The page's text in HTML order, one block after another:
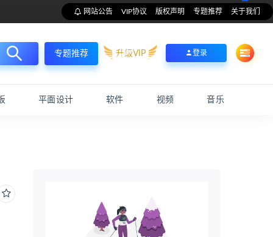
网站公告 VIP协议 版权声明 专题推荐 关于我们
专题推荐 升级VIP 登录
平面设计 软件 视频 音乐